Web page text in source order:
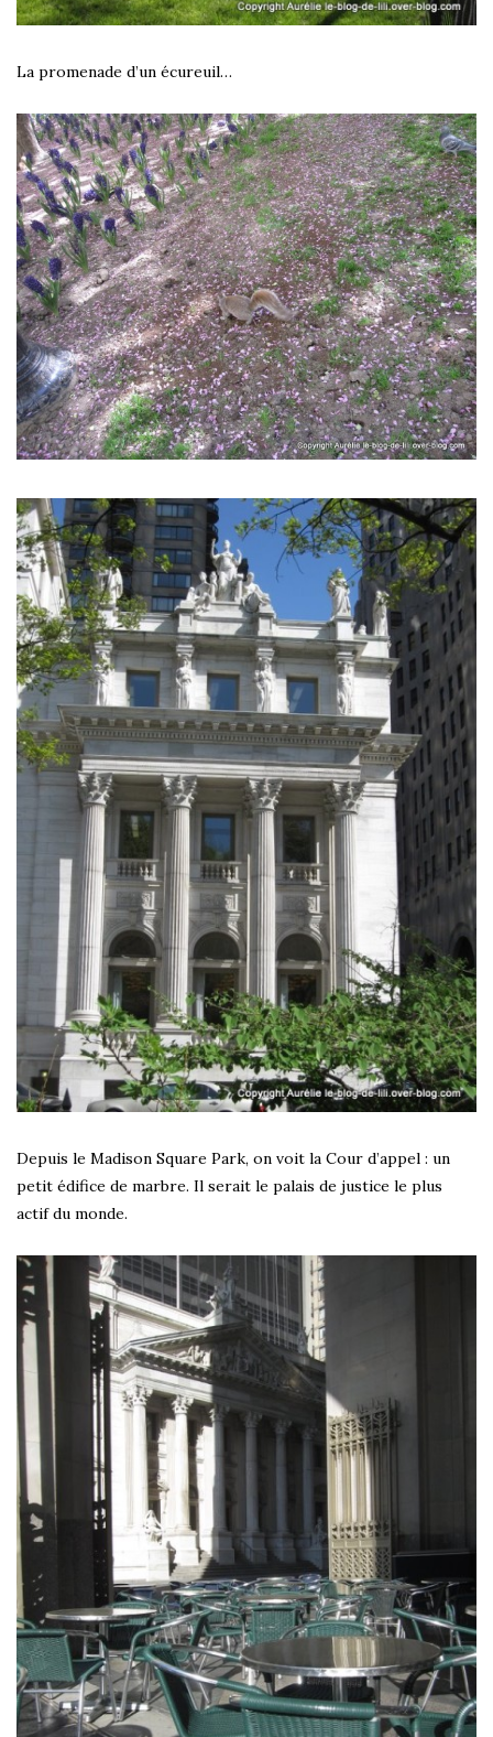
La promenade d’un écureuil…
Depuis le Madison Square Park, on voit la Cour d’appel : un
petit édifice de marbre. Il serait le palais de justice le plus
actif du monde.